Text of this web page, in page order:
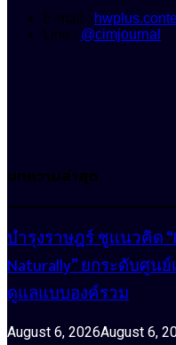
E-mail :
Line : @cimjournal
บทความล่าสุด
บำรุงราษฎร์ ชูแนวคิด
Naturally” ยกระดับศูน
ดูแลแบบองค์รวม
August 6, 2026August 6,